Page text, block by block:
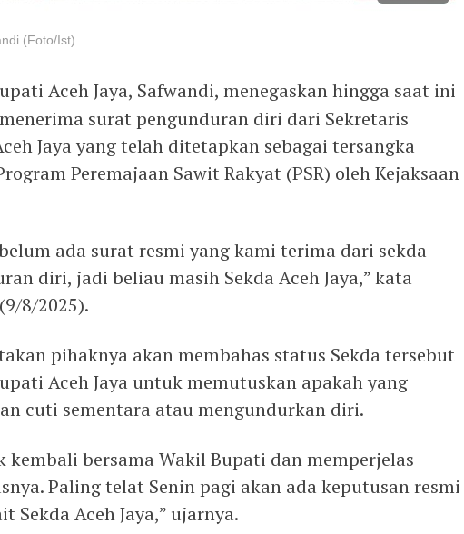
(Foto/Ist)
Aceh Jaya, Safwandi, menegaskan hingga saat ini
surat pengunduran diri dari Sekretaris
Jaya yang telah ditetapkan sebagai tersangka
Peremajaan Sawit Rakyat (PSR) oleh Kejaksaan
ada surat resmi yang kami terima dari sekda
diri, jadi beliau masih Sekda Aceh Jaya,” kata
8/2025).
pihaknya akan membahas status Sekda tersebut
Aceh Jaya untuk memutuskan apakah yang
cuti sementara atau mengundurkan diri.
kembali bersama Wakil Bupati dan memperjelas
Paling telat Senin pagi akan ada keputusan resmi
Sekda Aceh Jaya,” ujarnya.